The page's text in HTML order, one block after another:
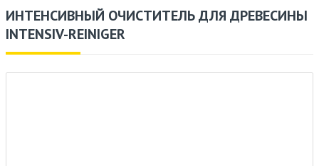
ИНТЕНСИВНЫЙ ОЧИСТИТЕЛЬ ДЛЯ ДРЕВЕСИНЫ
INTENSIV-REINIGER